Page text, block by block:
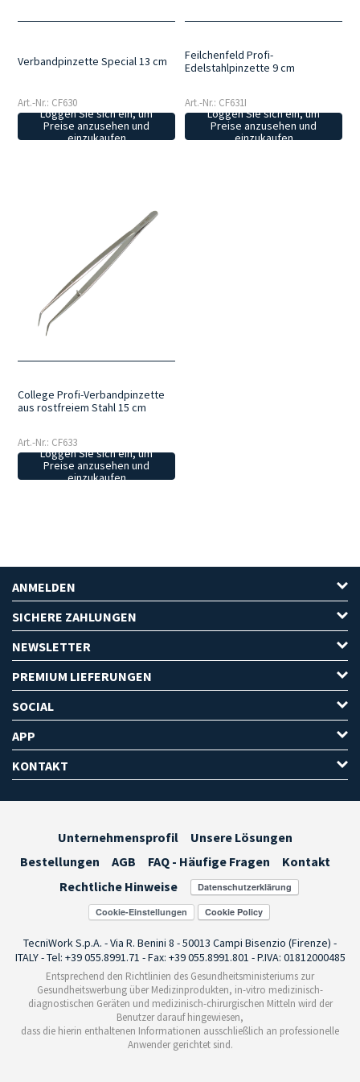
Verbandpinzette Special 13 cm
Art.-Nr.: CF630
Loggen Sie sich ein, um
Preise anzusehen und
einzukaufen
Feilchenfeld Profi-
Edelstahlpinzette 9 cm
Art.-Nr.: CF631I
Loggen Sie sich ein, um
Preise anzusehen und
einzukaufen
College Profi-Verbandpinzette
aus rostfreiem Stahl 15 cm
Art.-Nr.: CF633
Loggen Sie sich ein, um
Preise anzusehen und
einzukaufen
ANMELDEN
SICHERE ZAHLUNGEN
NEWSLETTER
PREMIUM LIEFERUNGEN
SOCIAL
APP
KONTAKT
Unternehmensprofil
Unsere Lösungen
Bestellungen
AGB FAQ - Häufige Fragen
Kontakt
Rechtliche Hinweise
Cookie-Einstellungen
TecniWork S.p.A. - Via R. Benini 8 - 50013 Campi Bisenzio (Firenze) -
ITALY - Tel: +39 055.8991.71 - Fax: +39 055.8991.801 - P.IVA: 01812000485
Entsprechend den Richtlinien des Gesundheitsministeriums zur
Gesundheitswerbung über Medizinprodukten, in-vitro medizinisch-
diagnostischen Geräten und medizinisch-chirurgischen Mitteln wird der
Benutzer darauf hingewiesen,
dass die hierin enthaltenen Informationen ausschließlich an professionelle
Anwender gerichtet sind.